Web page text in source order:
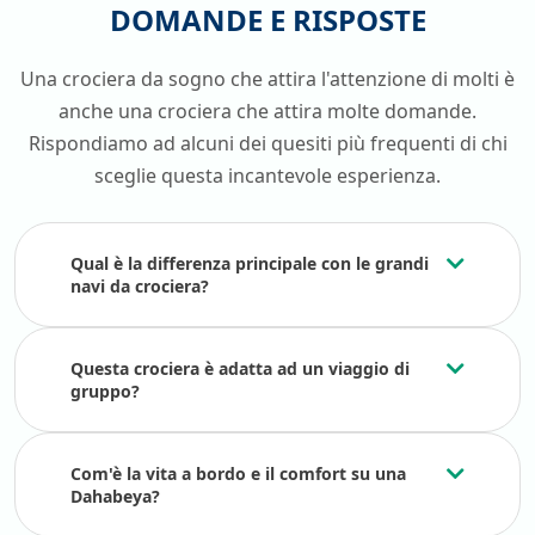
Tempio di Edfu e Kom Ombo: questi templi sono molto
navigazione in dahabeya. Il
Tempio di Edfu
dedicato al
dio Horus è tra i templi egizi meglio conservati, mentre
quello di Kom Ombo ha la peculiarità di essere l’unico
dedicato a due divinità: il dio coccodrillo Sobek e il dio
falco Horus.
Chiusa di Esna: questa chiusa rappresenta un’opera
livello dell’acqua e permette di superare un dislivello di
circa 10 metri tra due tratti del fiume. La chiusa serve
anche a controllare le inondazioni, l’irrigazione, la
dalle piene degli insediamenti.
Dahabya Nilo: prenotare le
vacanze con Viaggiare Nel
Mondo
DOMANDE E RISPOSTE
Una crociera da sogno che attira l'attenzione di molti è
anche una crociera che attira molte domande.
Rispondiamo ad alcuni dei quesiti più frequenti di chi
sceglie questa incantevole esperienza.
Qual è la differenza principale con le grandi
navi da crociera?
Questa crociera è adatta ad un viaggio di
gruppo?
Com'è la vita a bordo e il comfort su una
Dahabeya?